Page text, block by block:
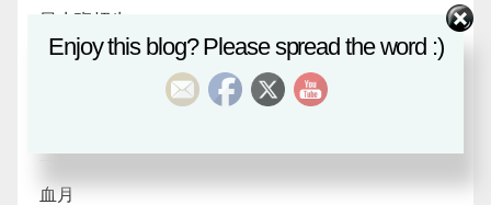
風水班招生
血月
Enjoy this blog? Please spread the word :)